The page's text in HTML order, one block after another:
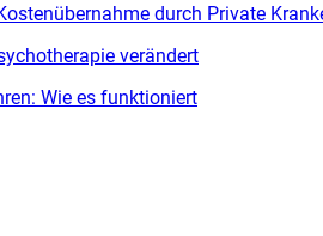
durch Private
verändert
Wie es funktioniert